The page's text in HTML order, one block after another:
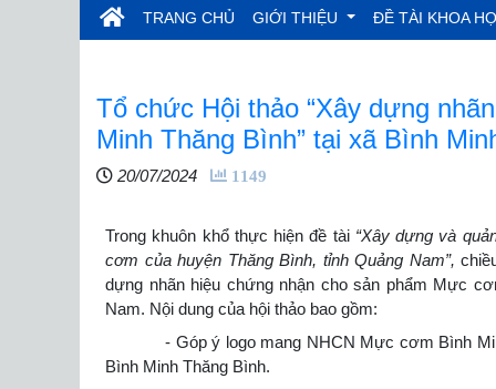
TRANG CHỦ (current)
GIỚI THIỆU ĐỀ TÀI KHOA
Tổ chức Hội thảo “Xây dựng
Minh Thăng Bình” tại xã Bình
20/07/2024 1149
Trong khuôn khổ thực hiện đề tài “Xây dựng và
cơm của huyện Thăng Bình, tỉnh Quảng Nam”,
dựng nhãn hiệu chứng nhận cho sản phẩm Mực
Nam. Nội dung của hội thảo bao gồm:
- Góp ý logo mang NHCN Mực cơm Bình Minh
Bình Minh Thăng Bình.